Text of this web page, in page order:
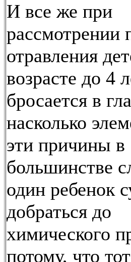
И все же при
рассмотрении
отравления
возрасте до 4
бросается в
насколько
эти причины в
большинстве
один ребенок
добраться до
химического
потому, что